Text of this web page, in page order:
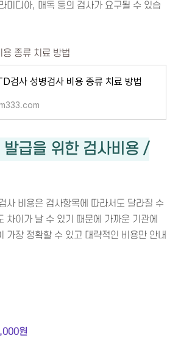
미디아, 매독 등의 검사가 요구될 수 있습
용 종류 치료 방법
검사 성병검사 비용 종류 치료 방법
급을 위한 검사비용 /
사 비용은 검사항목에 따라서도 달라질 수
차이가 날 수 있기 때문에 가까운 기관에
가장 정확할 수 있고 대략적인 비용만 안내
원